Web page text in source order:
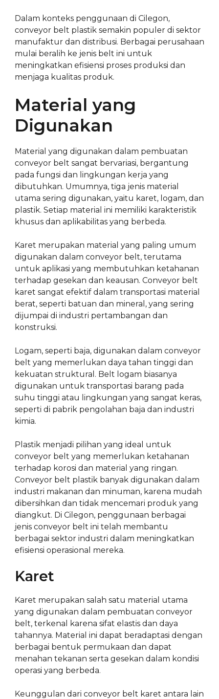
Dalam konteks penggunaan di Cilegon,
conveyor belt plastik semakin populer di sektor
manufaktur dan distribusi. Berbagai perusahaan
mulai beralih ke jenis belt ini untuk
meningkatkan efisiensi proses produksi dan
menjaga kualitas produk.
Material yang
Digunakan
Material yang digunakan dalam pembuatan
conveyor belt sangat bervariasi, bergantung
pada fungsi dan lingkungan kerja yang
dibutuhkan. Umumnya, tiga jenis material
utama sering digunakan, yaitu karet, logam, dan
plastik. Setiap material ini memiliki karakteristik
khusus dan aplikabilitas yang berbeda.
Karet merupakan material yang paling umum
digunakan dalam conveyor belt, terutama
untuk aplikasi yang membutuhkan ketahanan
terhadap gesekan dan keausan. Conveyor belt
karet sangat efektif dalam transportasi material
berat, seperti batuan dan mineral, yang sering
dijumpai di industri pertambangan dan
konstruksi.
Logam, seperti baja, digunakan dalam conveyor
belt yang memerlukan daya tahan tinggi dan
kekuatan struktural. Belt logam biasanya
digunakan untuk transportasi barang pada
suhu tinggi atau lingkungan yang sangat keras,
seperti di pabrik pengolahan baja dan industri
kimia.
Plastik menjadi pilihan yang ideal untuk
conveyor belt yang memerlukan ketahanan
terhadap korosi dan material yang ringan.
Conveyor belt plastik banyak digunakan dalam
industri makanan dan minuman, karena mudah
dibersihkan dan tidak mencemari produk yang
diangkut. Di Cilegon, penggunaan berbagai
jenis conveyor belt ini telah membantu
berbagai sektor industri dalam meningkatkan
efisiensi operasional mereka.
Karet
Karet merupakan salah satu material utama
yang digunakan dalam pembuatan conveyor
belt, terkenal karena sifat elastis dan daya
tahannya. Material ini dapat beradaptasi dengan
berbagai bentuk permukaan dan dapat
menahan tekanan serta gesekan dalam kondisi
operasi yang berbeda.
Keunggulan dari conveyor belt karet antara lain